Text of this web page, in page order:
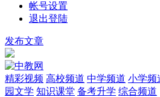
帐号设置
退出登陆
发布文章
精彩视频 高校频道 中学频道 小学频
园文学 知识课堂 备考升学 综合频道